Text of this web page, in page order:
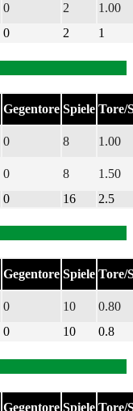
0 2
1.00
0 2 1
Gegentore Spiele Tore/
0 8
1.00
0 8
1.50
0 16 2.5
Gegentore Spiele Tore/
0 10
0.80
0 10 0.8
Gegentore Spiele Tore/